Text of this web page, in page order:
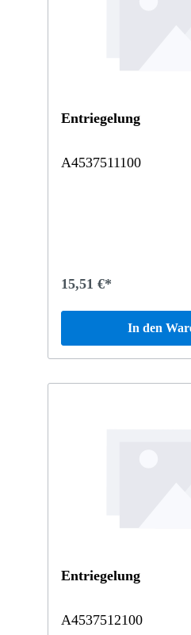
Entriegelung
A4537511100
15,51 €*
In den
Entriegelung
A4537512100